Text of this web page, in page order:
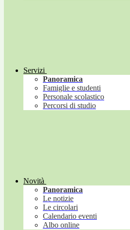
Servizi
Panoramica
Famiglie e studenti
Personale scolastico
Percorsi di studio
Novità
Panoramica
Le notizie
Le circolari
Calendario eventi
Albo online